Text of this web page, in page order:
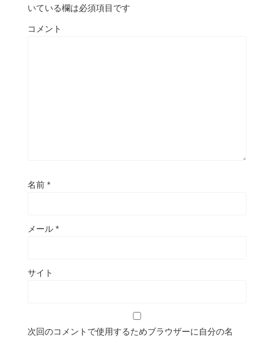
いている欄は必須項目です
コメント
名前 *
メール *
サイト
次回のコメントで使用するためブラウザーに自分の名